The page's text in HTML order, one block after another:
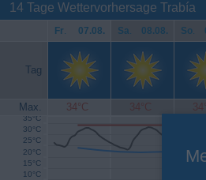
14 Tage Wettervorhersage Trabía
Fr. 07.08. Sa. 08.08. So.
Tag
Max. 34°C 34°C
10°C
15°C
20°C
25°C
30°C
35°C